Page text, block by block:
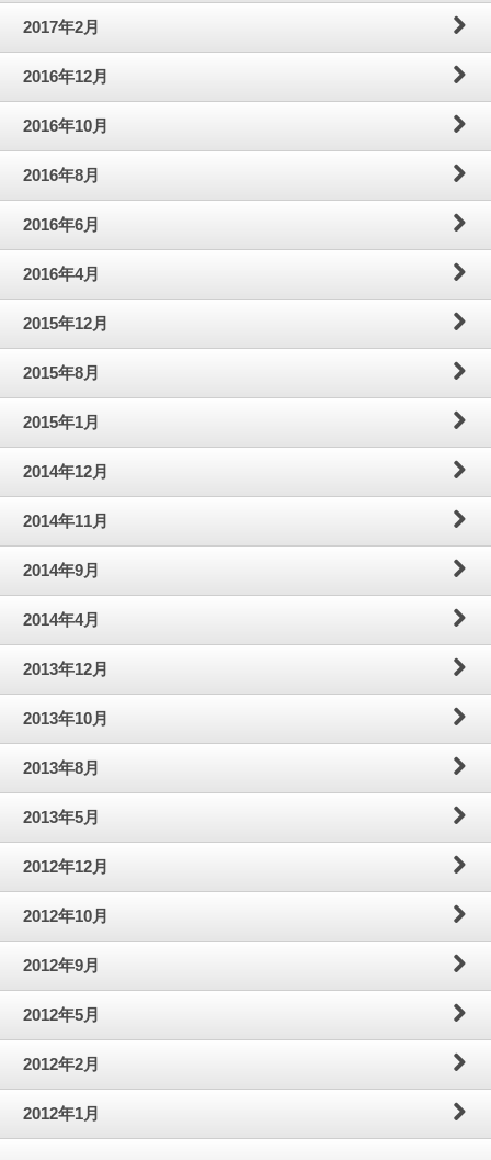
2017年2月
2016年12月
2016年10月
2016年8月
2016年6月
2016年4月
2015年12月
2015年8月
2015年1月
2014年12月
2014年11月
2014年9月
2014年4月
2013年12月
2013年10月
2013年8月
2013年5月
2012年12月
2012年10月
2012年9月
2012年5月
2012年2月
2012年1月